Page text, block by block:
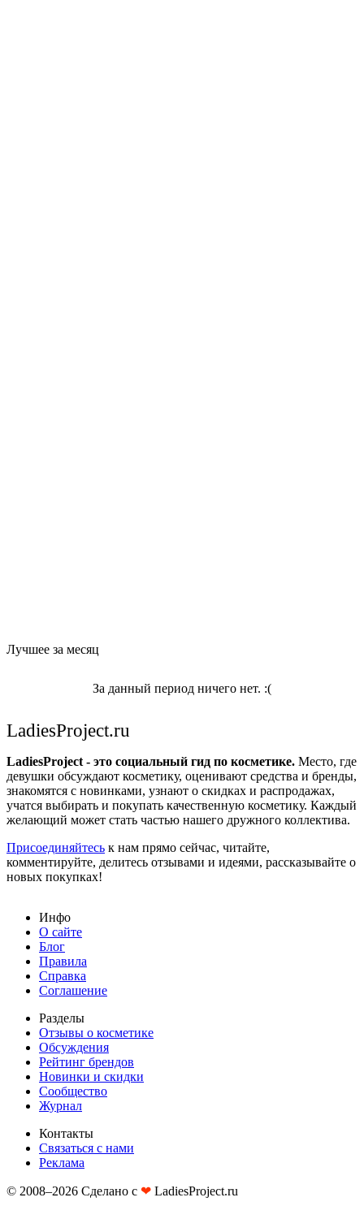
Лучшее за месяц
За данный период ничего нет. :(
LadiesProject.ru
LadiesProject - это социальный гид по косметике. Место, где
девушки обсуждают косметику, оценивают средства и бренды,
знакомятся с новинками, узнают о скидках и распродажах,
учатся выбирать и покупать качественную косметику. Каждый
желающий может стать частью нашего дружного коллектива.
Присоединяйтесь к нам прямо сейчас, читайте,
комментируйте, делитесь отзывами и идеями, рассказывайте о
новых покупках!
Инфо
О сайте
Блог
Правила
Справка
Соглашение
Разделы
Отзывы о косметике
Обсуждения
Рейтинг брендов
Новинки и скидки
Сообщество
Журнал
Контакты
Связаться с нами
Реклама
© 2008–2026 Сделано с ❤︎ LadiesProject.ru